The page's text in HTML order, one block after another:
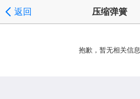
返回 压缩弹簧
抱歉，暂无相关信息